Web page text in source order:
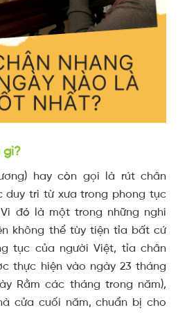
gì?
hay còn gọi là rút chân
duy trì từ xưa trong phong tục
đó là một trong những nghi
không thể tùy tiện tỉa bất cứ
tục của người Việt, tỉa chân
thực hiện vào ngày 23 tháng
Rằm các tháng trong năm),
cửa cuối năm, chuẩn bị cho